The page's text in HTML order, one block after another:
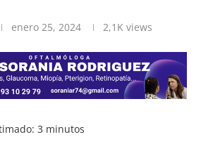
enero 25, 2024 2,1K views
3 minutos